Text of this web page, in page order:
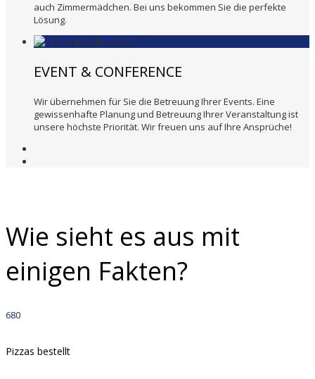
auch Zimmermädchen. Bei uns bekommen Sie die perfekte
Lösung.
EVENT & CONFERENCE
Wir übernehmen für Sie die Betreuung Ihrer Events. Eine
gewissenhafte Planung und Betreuung Ihrer Veranstaltung ist
unsere höchste Priorität. Wir freuen uns auf Ihre Ansprüche!
Wie sieht es aus mit
einigen Fakten?
680
Pizzas bestellt